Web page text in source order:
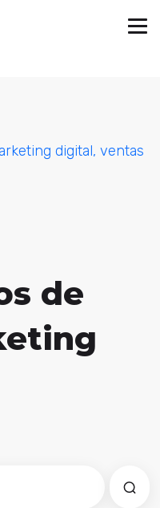
digital, ventas
de